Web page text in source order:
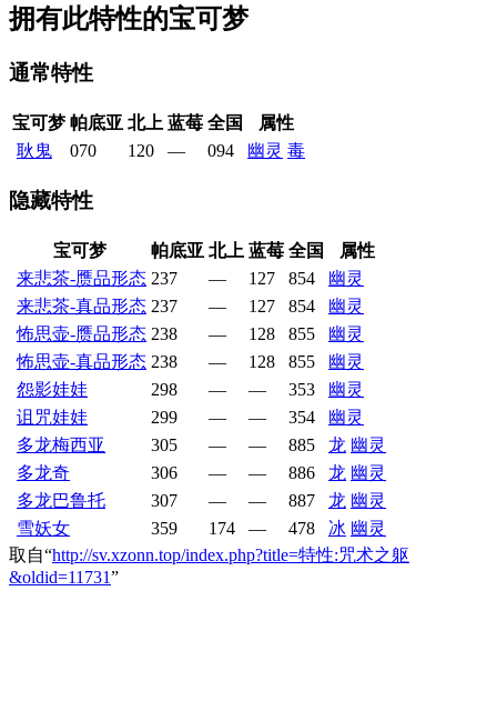
拥有此特性的宝可梦
通常特性
宝可梦 帕底亚 北上 蓝莓 全国
属性
耿鬼
070 120 — 094 幽灵 毒
隐藏特性
宝可梦 帕底亚 北上 蓝莓 全国
属性
来悲茶-赝品形态 237 — 127 854
幽灵
来悲茶-真品形态 237 — 127 854
幽灵
怖思壶-赝品形态 238 — 128 855
幽灵
怖思壶-真品形态 238 — 128 855
幽灵
怨影娃娃
298 — — 353
幽灵
诅咒娃娃
299 — — 354
幽灵
多龙梅西亚
305 — — 885 龙 幽灵
多龙奇
306 — — 886 龙 幽灵
多龙巴鲁托
307 — — 887 龙 幽灵
雪妖女
359 174 — 478 冰 幽灵
取自“http://sv.xzonn.top/index.php?title=特性:咒术之躯
&oldid=11731”